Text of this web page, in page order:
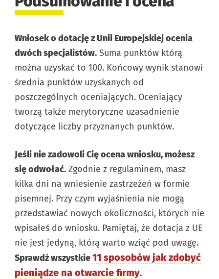
Wniosek o dotację z Unii Europejskiej ocenia
dwóch specjalistów. Suma punktów którą
można uzyskać to 100. Końcowy wynik stanowi
średnia punktów uzyskanych od
poszczególnych oceniających. Oceniający
tworzą także merytoryczne uzasadnienie
dotyczące liczby przyznanych punktów.
Jeśli nie zadowoli Cię ocena wniosku, możesz
się odwołać. Zgodnie z regulaminem, masz
kilka dni na wniesienie zastrzeżeń w formie
pisemnej. Przy czym wyjaśnienia nie mogą
przedstawiać nowych okoliczności, których nie
wpisałeś do wniosku. Pamiętaj, że dotacja z UE
nie jest jedyną, którą warto wziąć pod uwagę.
Sprawdź wszystkie11 sposobów jak zdobyć
pieniądze na otwarcie firmy.